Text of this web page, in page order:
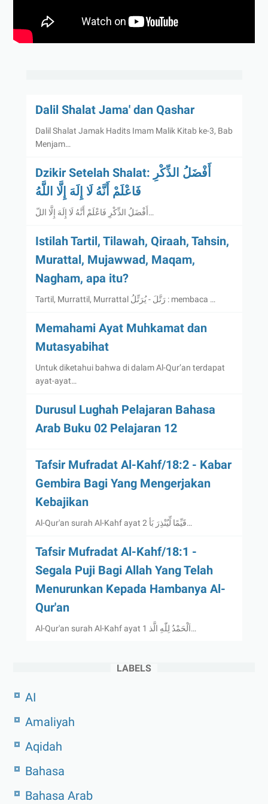
Dalil Shalat Jama' dan Qashar
Dalil Shalat Jamak Hadits Imam Malik Kitab ke-3, Bab
Menjam…
Dzikir Setelah Shalat: أَفْضَلُ الذِّكْرِ
فَاعْلَمْ أَنَّهُ لَا إِلَهَ إِلَّا اللَّهُ
أَفْضَلُ الذِّكْرِ فَاعْلَمْ أَنَّهُ لَا إِلَهَ إِلَّا اللّ…
Istilah Tartil, Tilawah, Qiraah, Tahsin,
Murattal, Mujawwad, Maqam,
Nagham, apa itu?
Tartil, Murrattil, Murrattal رَتَّلَ - يُرَتِّلُ : membaca …
Memahami Ayat Muhkamat dan
Mutasyabihat
Untuk diketahui bahwa di dalam Al-Qur’an terdapat
ayat-ayat…
Durusul Lughah Pelajaran Bahasa
Arab Buku 02 Pelajaran 12
Tafsir Mufradat Al-Kahf/18:2 - Kabar
Gembira Bagi Yang Mengerjakan
Kebajikan
Al-Qur'an surah Al-Kahf ayat 2 قَيِّمًا لِّيُنْذِرَ بَأ…
Tafsir Mufradat Al-Kahf/18:1 -
Segala Puji Bagi Allah Yang Telah
Menurunkan Kepada Hambanya Al-
Qur'an
Al-Qur'an surah Al-Kahf ayat 1 اَلْحَمْدُ لِلّٰهِ الَّذ…
LABELS
AI
Amaliyah
Aqidah
Bahasa
Bahasa Arab